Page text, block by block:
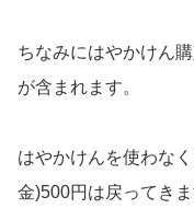
ちなみにはやかけん
が含まれます。
はやかけんを使わな
金)500円は戻ってきま